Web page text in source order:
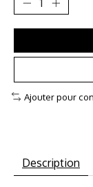
Ajouter pour
Description